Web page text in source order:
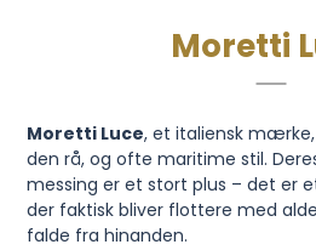
Moretti
Moretti Luce, et italiensk
den rå, og ofte maritime stil.
messing er et stort plus – det er
der faktisk bliver flottere med
falde fra hinanden.